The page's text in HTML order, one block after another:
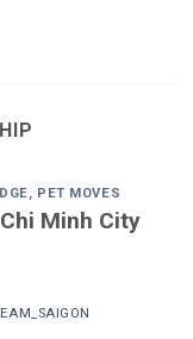
, PET MOVES
Minh City